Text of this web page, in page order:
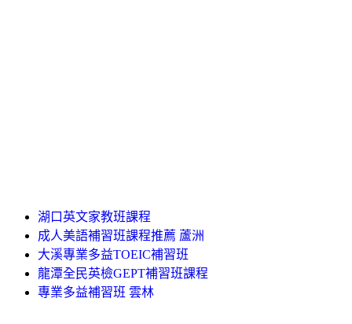
湖口英文家教班課程
成人美語補習班課程推薦 蘆洲
大溪專業多益TOEIC補習班
龍潭全民英檢GEPT補習班課程
專業多益補習班 雲林